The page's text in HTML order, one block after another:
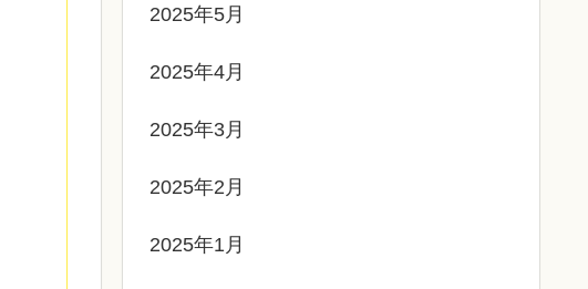
2025年5月
2025年4月
2025年3月
2025年2月
2025年1月